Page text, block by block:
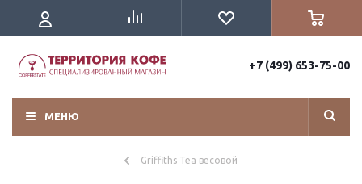
+7 (499) 653-75-00
МЕНЮ
Griffiths Tea весовой